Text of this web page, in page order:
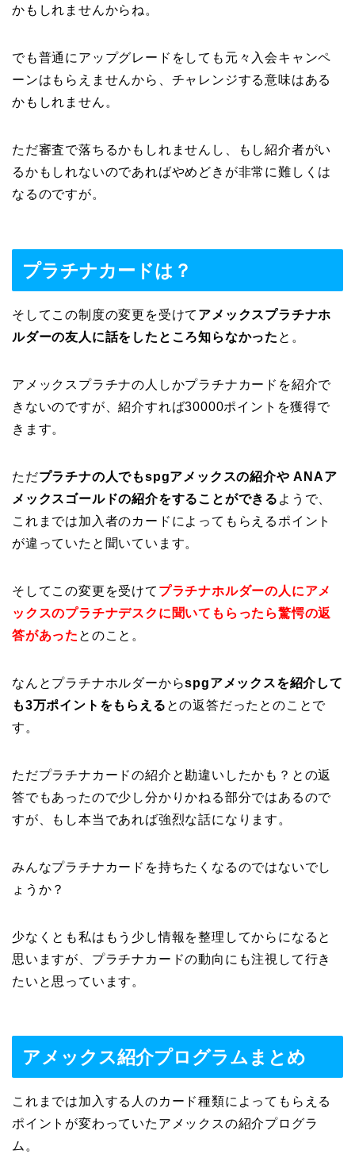
かもしれませんからね。
でも普通にアップグレードをしても元々入会キャンペ
ーンはもらえませんから、チャレンジする意味はある
かもしれません。
ただ審査で落ちるかもしれませんし、もし紹介者がい
るかもしれないのであればやめどきが非常に難しくは
なるのですが。
プラチナカードは？
そしてこの制度の変更を受けて アメックスプラチナホ
ルダーの友人に話をしたところ知らなかった と。
アメックスプラチナの人しかプラチナカードを紹介で
きないのですが、紹介すれば30000ポイントを獲得で
きます。
ただプラチナの人でもspgアメックスの紹介や ANAア
メックスゴールドの紹介をすることができる ようで、
これまでは加入者のカードによってもらえるポイント
が違っていたと聞いています。
そしてこの変更を受けて プラチナホルダーの人にアメ
ックスのプラチナデスクに聞いてもらったら驚愕の返
答があった とのこと。
なんとプラチナホルダーからspgアメックスを紹介して
も3万ポイントをもらえる との返答だったとのことで
す。
ただプラチナカードの紹介と勘違いしたかも？との返
答でもあったので少し分かりかねる部分ではあるので
すが、もし本当であれば強烈な話になります。
みんなプラチナカードを持ちたくなるのではないでし
ょうか？
少なくとも私はもう少し情報を整理してからになると
思いますが、プラチナカードの動向にも注視して行き
たいと思っています。
アメックス紹介プログラムまとめ
これまでは加入する人のカード種類によってもらえる
ポイントが変わっていたアメックスの紹介プログラ
ム。